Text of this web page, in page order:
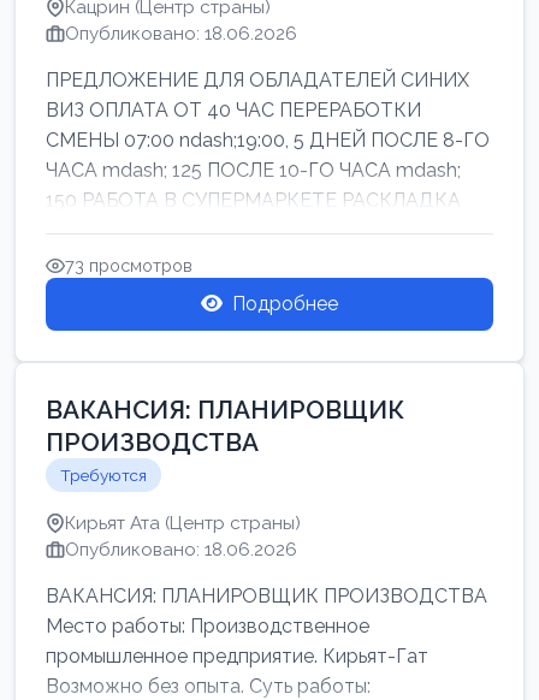
Кацрин (Центр страны)
Опубликовано: 18.06.2026
ПРЕДЛОЖЕНИЕ ДЛЯ ОБЛАДАТЕЛЕЙ СИНИХ
ВИЗ ОПЛАТА ОТ 40 ЧАС ПЕРЕРАБОТКИ
СМЕНЫ 07:00 ndash;19:00, 5 ДНЕЙ ПОСЛЕ 8-ГО
ЧАСА mdash; 125 ПОСЛЕ 10-ГО ЧАСА mdash;
150 РАБОТА В СУПЕРМАРКЕТЕ РАСКЛАДКА
ТОВАРОВ НЕ ТЯЖ...
73 просмотров
Подробнее
ВАКАНСИЯ: ПЛАНИРОВЩИК
ПРОИЗВОДСТВА
Требуются
Кирьят Ата (Центр страны)
Опубликовано: 18.06.2026
ВАКАНСИЯ: ПЛАНИРОВЩИК ПРОИЗВОДСТВА
Место работы: Производственное
промышленное предприятие. Кирьят-Гат
Возможно без опыта. Суть работы: